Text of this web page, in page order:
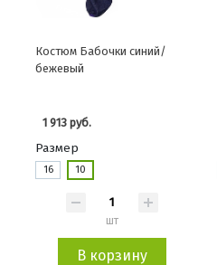
Костюм Бабочки синий/
бежевый
1 913 руб.
Размер
16 10
шт
В корзину